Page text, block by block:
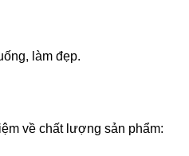
làm đẹp.
về chất lượng sản phẩm: